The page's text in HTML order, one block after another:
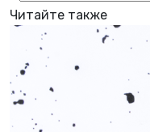
Читайте также